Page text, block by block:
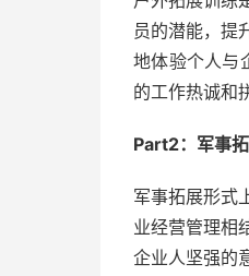
员的潜能，提
地体验个人与
的工作热诚和
Part2：军事
军事拓展形式
业经营管理相
企业人坚强的